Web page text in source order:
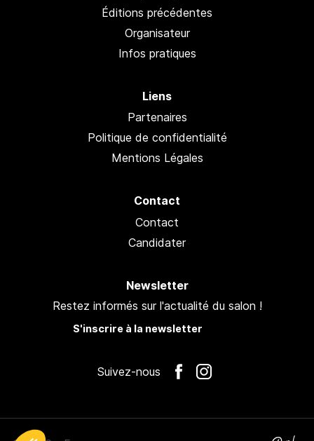
Éditions précédentes
Organisateur
Infos pratiques
Liens
Partenaires
Politique de confidentialité
Mentions Légales
Contact
Contact
Candidater
Newsletter
Restez informés sur l'actualité du salon !
S'inscrire à la newsletter
Suivez-nous